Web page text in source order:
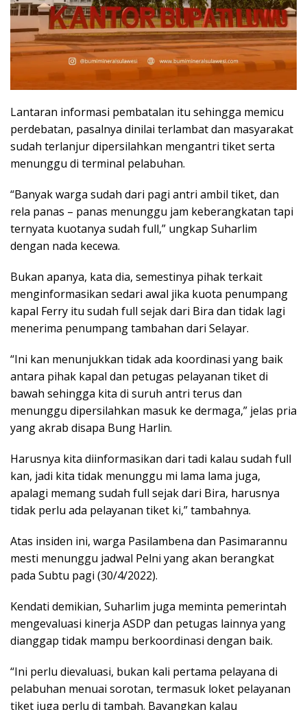
Lantaran informasi pembatalan itu sehingga memicu
perdebatan, pasalnya dinilai terlambat dan masyarakat
sudah terlanjur dipersilahkan mengantri tiket serta
menunggu di terminal pelabuhan.
“Banyak warga sudah dari pagi antri ambil tiket, dan
rela panas – panas menunggu jam keberangkatan tapi
ternyata kuotanya sudah full,” ungkap Suharlim
dengan nada kecewa.
Bukan apanya, kata dia, semestinya pihak terkait
menginformasikan sedari awal jika kuota penumpang
kapal Ferry itu sudah full sejak dari Bira dan tidak lagi
menerima penumpang tambahan dari Selayar.
“Ini kan menunjukkan tidak ada koordinasi yang baik
antara pihak kapal dan petugas pelayanan tiket di
bawah sehingga kita di suruh antri terus dan
menunggu dipersilahkan masuk ke dermaga,” jelas pria
yang akrab disapa Bung Harlin.
Harusnya kita diinformasikan dari tadi kalau sudah full
kan, jadi kita tidak menunggu mi lama lama juga,
apalagi memang sudah full sejak dari Bira, harusnya
tidak perlu ada pelayanan tiket ki,” tambahnya.
Atas insiden ini, warga Pasilambena dan Pasimarannu
mesti menunggu jadwal Pelni yang akan berangkat
pada Subtu pagi (30/4/2022).
Kendati demikian, Suharlim juga meminta pemerintah
mengevaluasi kinerja ASDP dan petugas lainnya yang
dianggap tidak mampu berkoordinasi dengan baik.
“Ini perlu dievaluasi, bukan kali pertama pelayana di
pelabuhan menuai sorotan, termasuk loket pelayanan
tiket juga perlu di tambah. Bayangkan kalau